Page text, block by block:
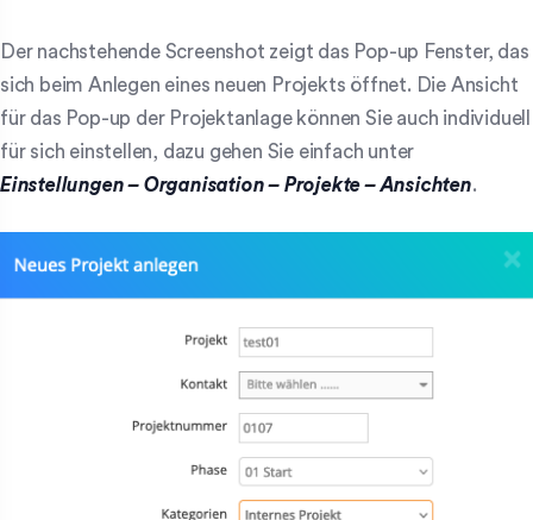
Der nachstehende Screenshot zeigt das Pop-up Fenster, das
sich beim Anlegen eines neuen Projekts öffnet. Die Ansicht
für das Pop-up der Projektanlage können Sie auch individuell
für sich einstellen, dazu gehen Sie einfach unter
Einstellungen – Organisation – Projekte – Ansichten.